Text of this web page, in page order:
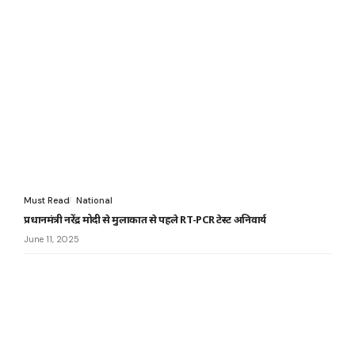
Must Read National
प्रधानमंत्री नरेंद्र मोदी से मुलाकात से पहले RT-PCR टेस्ट अनिवार्य
June 11, 2025